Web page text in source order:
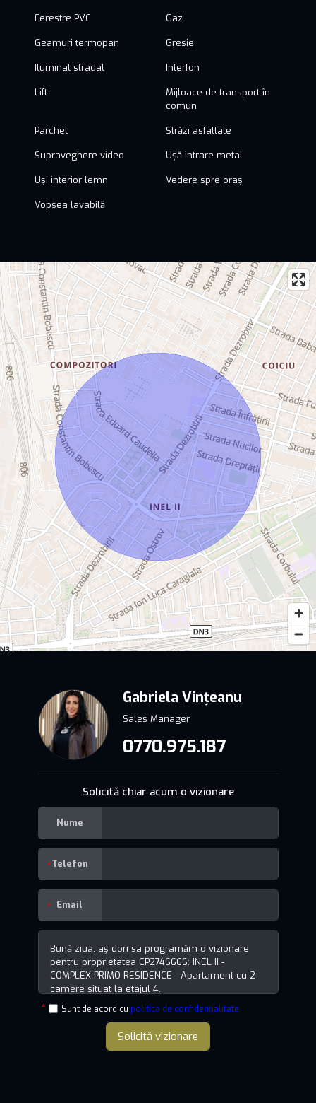
Ferestre PVC Gaz
Geamuri termopan Gresie
Iluminat stradal Interfon
Lift
Mijloace de transport în
comun
Parchet Străzi asfaltate
Supraveghere video Ușă intrare metal
Uși interior lemn Vedere spre oraș
Vopsea lavabilă
Gabriela Vințeanu
Sales Manager
0770.975.187
Solicită chiar acum o vizionare
Nume
Telefon
Email
Sunt de acord cu politica de confidențialitate
Solicită vizionare